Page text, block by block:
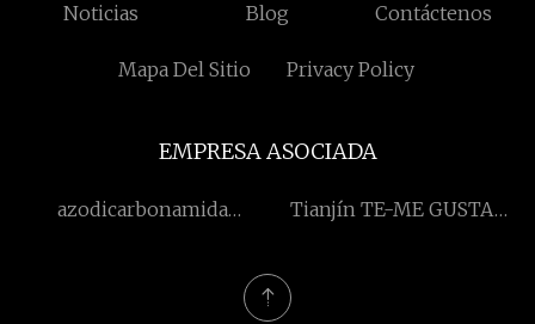
Noticias Blog Contáctenos
Mapa Del Sitio Privacy Policy
EMPRESA ASOCIADA
azodicarbonamida
Tianjín TE-ME GUSTA